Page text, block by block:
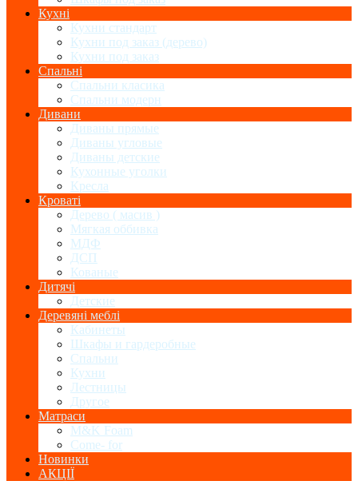
Кухні
Кухни стандарт
Кухни под заказ (дерево)
Кухни под заказ
Спальні
Спальни класика
Спальни модерн
Дивани
Диваны прямые
Диваны угловые
Диваны детские
Кухонные уголки
Кресла
Кроваті
Дерево ( масив )
Мягкая оббивка
МДФ
ДСП
Кованые
Дитячі
Детские
Деревяні меблі
Кабинеты
Шкафы и гардеробные
Спальни
Кухни
Лестницы
Другое
Матраси
M&K Foam
Come- for
Новинки
АКЦІЇ